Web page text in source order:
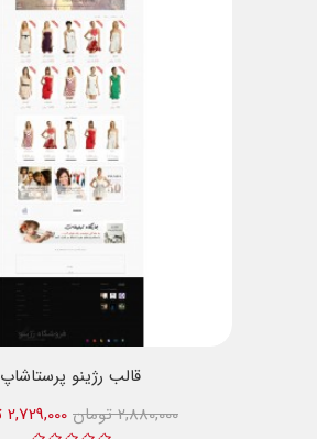
قالب رژینو پرستاشاپ
2,729,000 تومان
2,880,000 تومان